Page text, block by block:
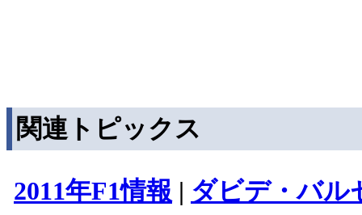
関連トピックス
2011年F1情報 | ダビデ・バル